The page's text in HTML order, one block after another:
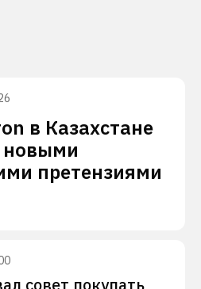
в Казахстане
новыми
претензиями
совет покупать